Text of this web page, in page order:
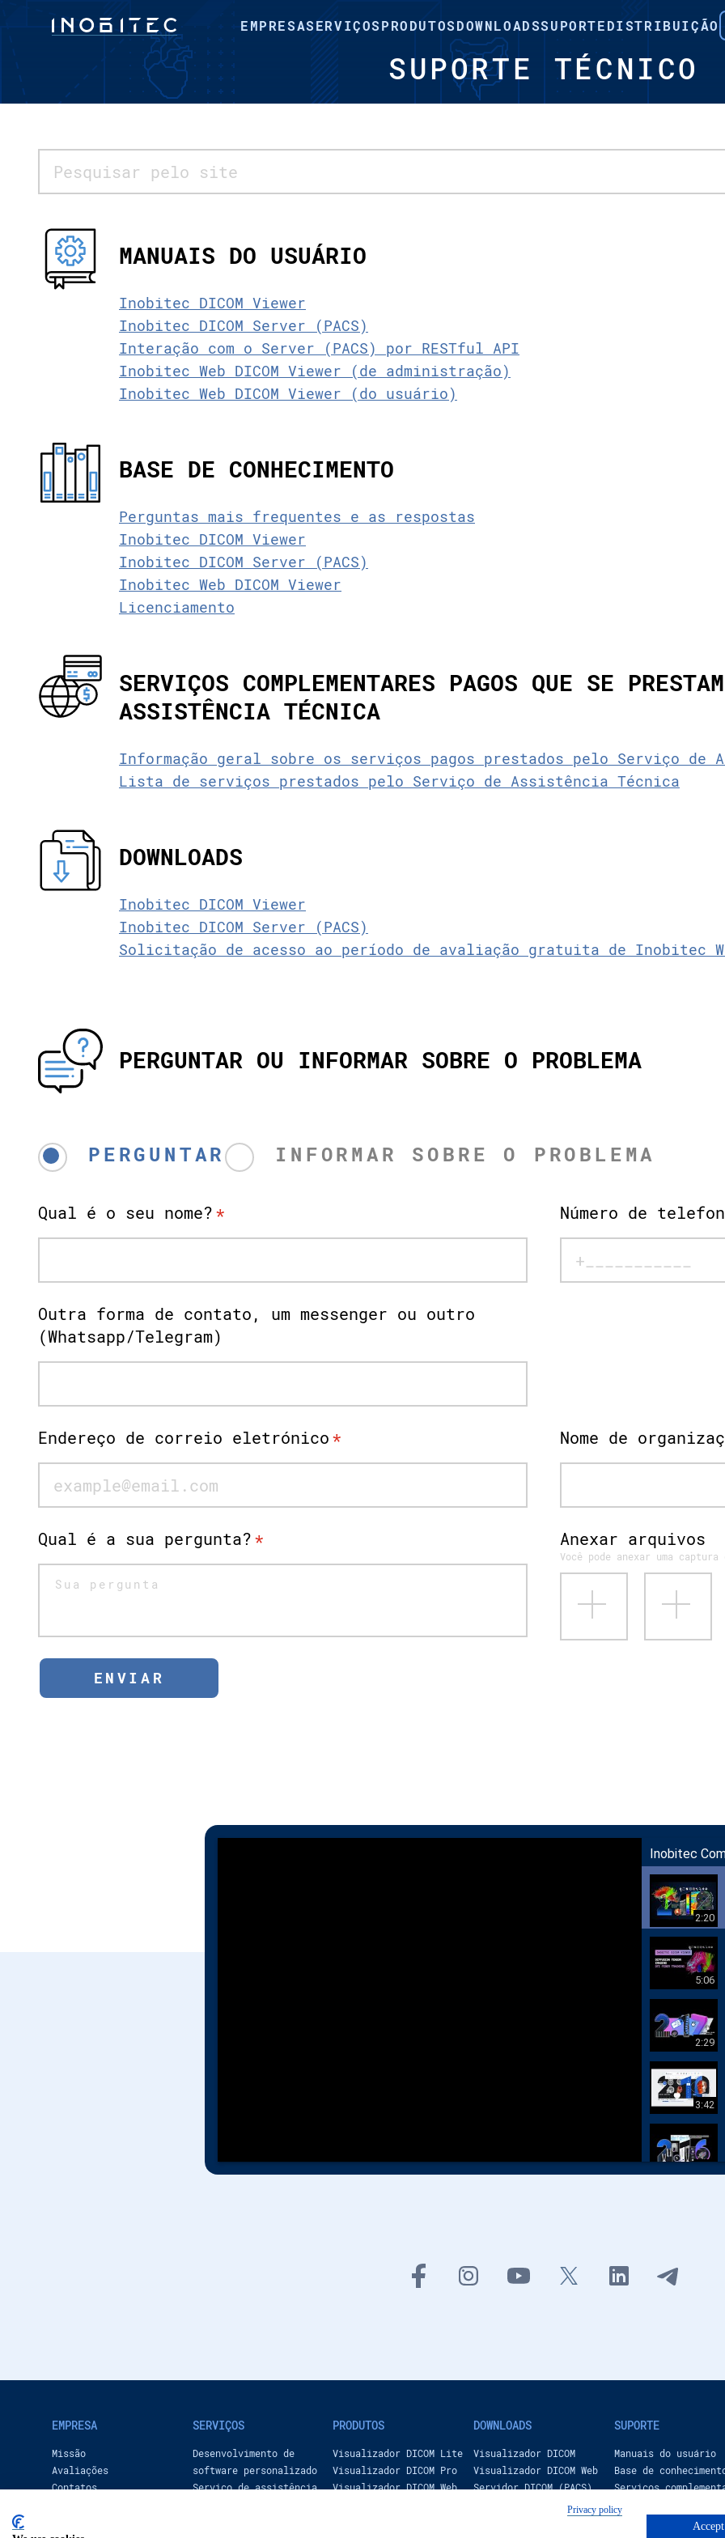
EMPRESASERVIÇOSPRODUTOSDOWNLOADSSUPORTEDISTRIBUIÇÃO
SUPORTE TÉCNICO
MANUAIS DO USUÁRIO
Inobitec DICOM Viewer
Inobitec DICOM Server (PACS)
Interação com o Server (PACS) por RESTful API
Inobitec Web DICOM Viewer (de administração)
Inobitec Web DICOM Viewer (do usuário)
BASE DE CONHECIMENTO
Perguntas mais frequentes e as respostas
Inobitec DICOM Viewer
Inobitec DICOM Server (PACS)
Inobitec Web DICOM Viewer
Licenciamento
SERVIÇOS COMPLEMENTARES PAGOS QUE SE
ASSISTÊNCIA TÉCNICA
Informação geral sobre os serviços pagos prestados pelo Serviço de
Lista de serviços prestados pelo Serviço de Assistência Técnica
DOWNLOADS
Inobitec DICOM Viewer
Inobitec DICOM Server (PACS)
Solicitação de acesso ao período de avaliação gratuita de Inobitec
PERGUNTAR OU INFORMAR SOBRE O PROBLEMA
PERGUNTAR INFORMAR SOBRE O PROBLEMA
Qual é o seu nome?* Número de
Outra forma de contato, um messenger ou outro
(Whatsapp/Telegram)
Endereço de correio eletrónico* Nome de
Qual é a sua pergunta?* Anexar arquivos
Você pode anexar uma
ENVIAR
Inobitec
2:20
5:06
2:29
3:42
EMPRESA
Missão
Avaliações
Contatos
SERVIÇOS
Desenvolvimento de
software personalizado
Serviço de assistência
PRODUTOS
Visualizador DICOM Lite
Visualizador DICOM Pro
Visualizador DICOM Web
DOWNLOADS
Visualizador DICOM
Visualizador DICOM Web
Servidor DICOM (PACS)
SUPORTE
Manuais do usuário
Base de
Serviços
Privacy policy